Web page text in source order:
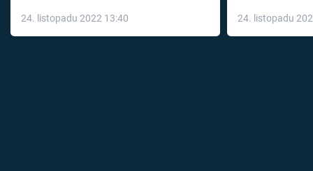
24. listopadu 2022 13:40
léky
24. listopadu